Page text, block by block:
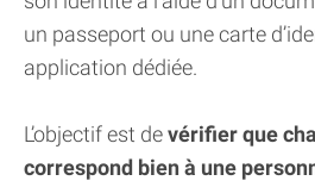
un passeport ou une carte
application dédiée.
L’objectif est devérifier que
correspond bien à une